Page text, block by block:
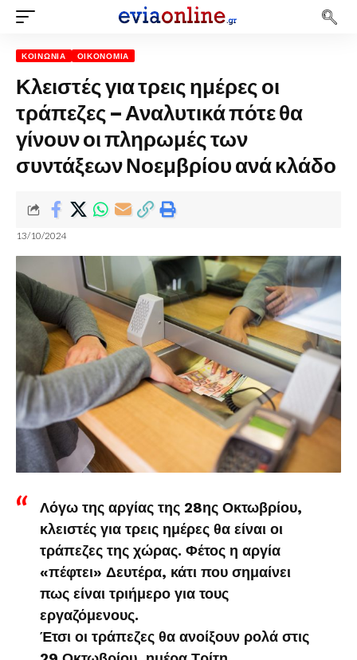
ΚΟΙΝΩΝΊΑ ΟΙΚΟΝΟΜΊΑ
Κλειστές για τρεις ημέρες οι
τράπεζες – Αναλυτικά πότε θα
γίνουν οι πληρωμές των
συντάξεων Νοεμβρίου ανά κλάδο
13/10/2024
Λόγω της αργίας της 28ης Οκτωβρίου,
κλειστές για τρεις ημέρες θα είναι οι
τράπεζες της χώρας. Φέτος η αργία
«πέφτει» Δευτέρα, κάτι που σημαίνει
πως είναι τριήμερο για τους
εργαζόμενους.
Έτσι οι τράπεζες θα ανοίξουν ρολά στις